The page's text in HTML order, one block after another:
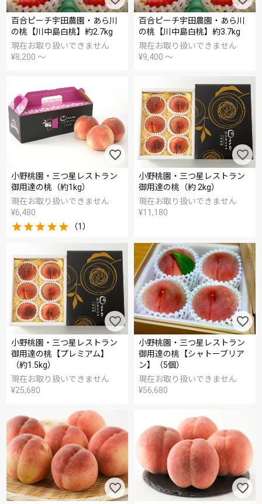
百合ピーチ宇田農園・あら川
の桃【川中島白桃】約2.7kg
現在お取り扱いできません
¥8,200 〜
百合ピーチ宇田農園・あら川
の桃【川中島白桃】約3.7kg
現在お取り扱いできません
¥9,400 〜
小野桃園・三つ星レストラン
御用達の桃（約1kg）
現在お取り扱いできません
¥6,480
（1）
小野桃園・三つ星レストラン
御用達の桃（約 2kg）
現在お取り扱いできません
¥11,180
小野桃園・三つ星レストラン
御用達の桃【プレミアム】
（約1.5kg）
現在お取り扱いできません
¥25,680
小野桃園・三つ星レストラン
御用達の桃【シャトーブリア
ン】（5個）
現在お取り扱いできません
¥56,680